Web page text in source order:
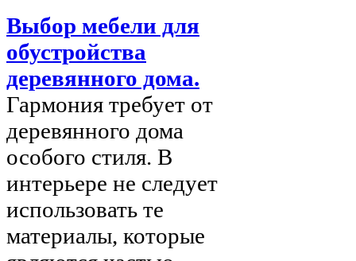
Выбор мебели для
обустройства
деревянного дома.
Гармония требует от
деревянного дома
особого стиля. В
интерьере не следует
использовать те
материалы, которые